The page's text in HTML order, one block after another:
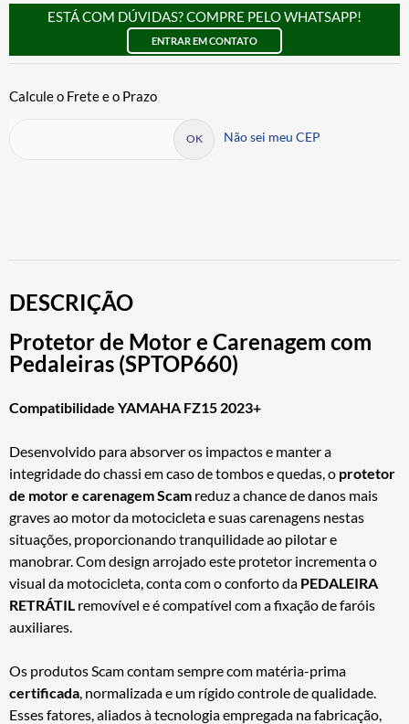
ESTÁ COM DÚVIDAS? COMPRE PELO WHATSAPP!
ENTRAR EM CONTATO
Não sei meu CEP
DESCRIÇÃO
Protetor de Motor e Carenagem com
Pedaleiras (SPTOP660)
Compatibilidade YAMAHA FZ15 2023+
Desenvolvido para absorver os impactos e manter a
integridade do chassi em caso de tombos e quedas, o protetor
de motor e carenagem Scam reduz a chance de danos mais
graves ao motor da motocicleta e suas carenagens nestas
situações, proporcionando tranquilidade ao pilotar e
manobrar. Com design arrojado este protetor incrementa o
visual da motocicleta, conta com o conforto da PEDALEIRA
RETRÁTIL removível e é compatível com a fixação de faróis
auxiliares.
Os produtos Scam contam sempre com matéria-prima
certificada , normalizada e um rígido controle de qualidade.
Esses fatores, aliados à tecnologia empregada na fabricação,